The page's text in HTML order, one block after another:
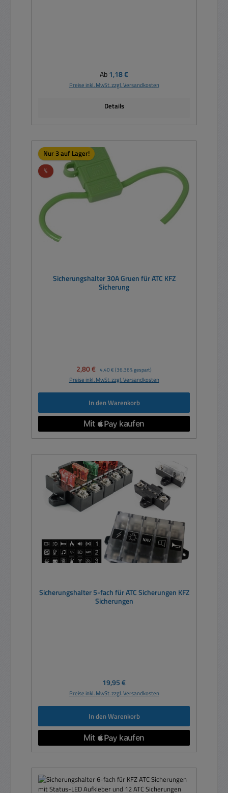
Regulärer Preis:
Ab1,18 €
Preise inkl. MwSt. zzgl. Versandkosten
Details
Nur 3 auf Lager!
%Rabatt
Sicherungshalter 30A Gruen für ATC KFZ
Sicherung
Verkaufspreis:
2,80 € Regulärer Preis:
4,40 € (36.36% gespart)
Preise inkl. MwSt. zzgl. Versandkosten
In den Warenkorb
Sicherungshalter 5-fach für ATC Sicherungen KFZ
Sicherungen
Regulärer Preis:
19,95 €
Preise inkl. MwSt. zzgl. Versandkosten
In den Warenkorb